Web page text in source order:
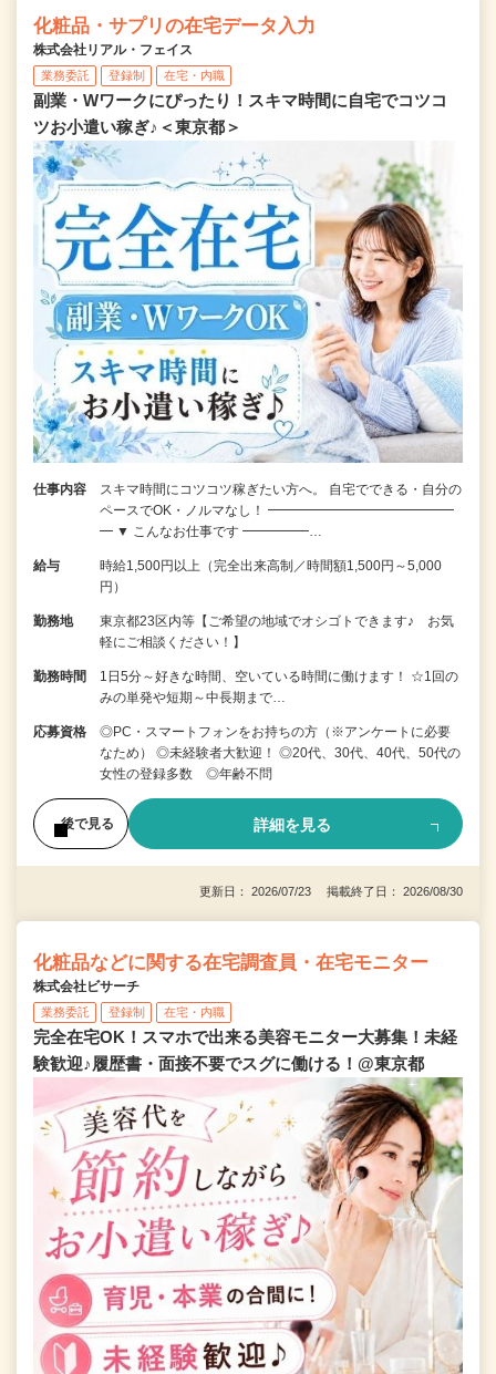
化粧品・サプリの在宅データ入力
株式会社リアル・フェイス
業務委託 登録制 在宅・内職
副業・Wワークにぴったり！スキマ時間に自宅でコツコ
ツお小遣い稼ぎ♪＜東京都＞
仕事内容
スキマ時間にコツコツ稼ぎたい方へ。 自宅でできる・自分の
ペースでOK・ノルマなし！ ━━━━━━━━━━━━━━
━ ▼ こんなお仕事です ━━━━━…
給与
時給1,500円以上（完全出来高制／時間額1,500円～5,000
円）
勤務地
東京都23区内等【ご希望の地域でオシゴトできます♪ お気
軽にご相談ください！】
勤務時間
1日5分～好きな時間、空いている時間に働けます！ ☆1回の
みの単発や短期～中長期まで…
応募資格
◎PC・スマートフォンをお持ちの方（※アンケートに必要
なため） ◎未経験者大歓迎！ ◎20代、30代、40代、50代の
女性の登録多数 ◎年齢不問
後で見る 詳細を見る
更新日： 2026/07/23 掲載終了日： 2026/08/30
化粧品などに関する在宅調査員・在宅モニター
株式会社ビサーチ
業務委託 登録制 在宅・内職
完全在宅OK！スマホで出来る美容モニター大募集！未経
験歓迎♪履歴書・面接不要でスグに働ける！@東京都